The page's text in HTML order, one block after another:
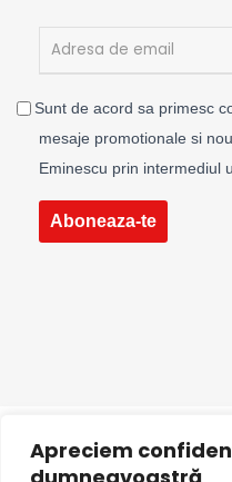
Apreciem
Sunt de acord sa primesc
mesaje promotionale si
Eminescu prin intermediul
Aboneaza-te